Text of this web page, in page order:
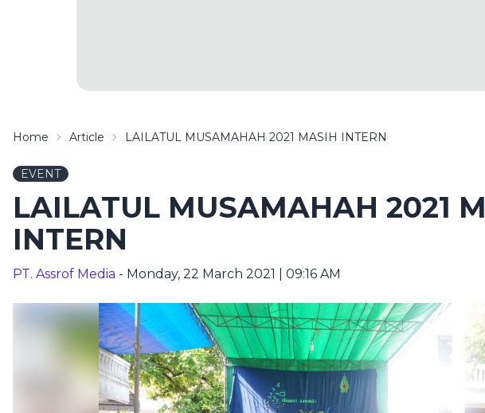
Home Article LAILATUL MUSAMAHAH 2021 MASIH INTERN
EVENT
LAILATUL MUSAMAHAH 2021
INTERN
PT. Assrof Media - Monday, 22 March 2021 | 09:16 AM